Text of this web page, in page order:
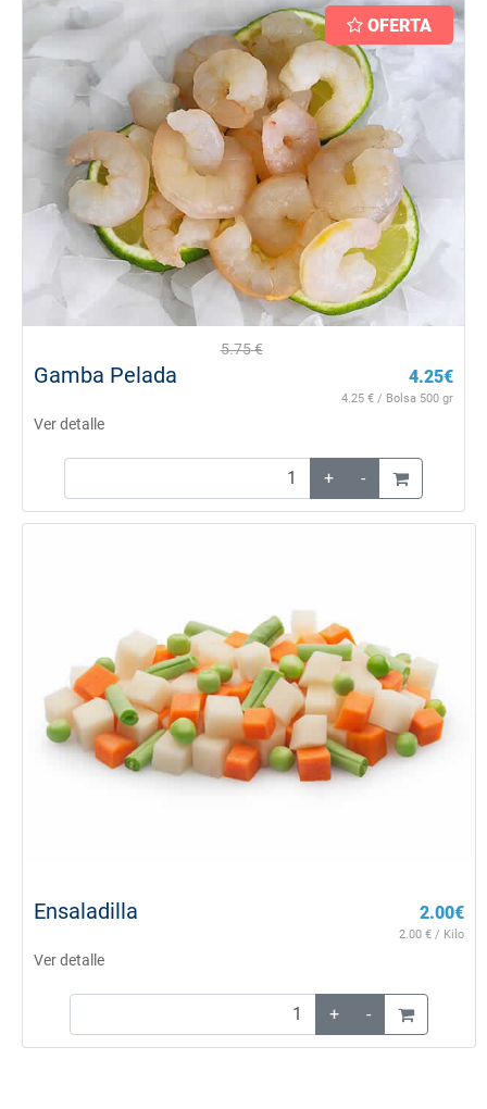
OFERTA
5.75€
Gamba Pelada 4.25€
4.25 € / Bolsa 500 gr
Ver detalle
+ -
Ensaladilla 2.00€
2.00 € / Kilo
Ver detalle
+ -